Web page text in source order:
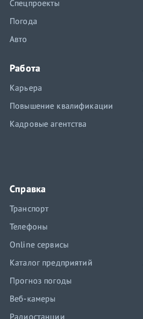
Спецпроекты
Погода
Авто
Работа
Карьера
Повышение квалификации
Кадровые агентства
Справка
Транспорт
Телефоны
Online сервисы
Каталог предприятий
Прогноз погоды
Веб-камеры
Радиостанции